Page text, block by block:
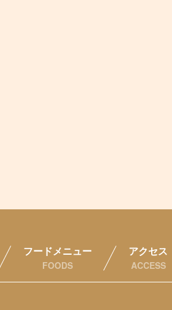
フードメニュー
FOODS
アクセス
ACCESS